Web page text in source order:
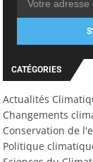
CATÉGORIES
Actualités
Changements
Conservation de
Politique